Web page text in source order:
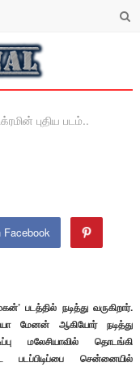
புதிய படம்..
Facebook
படத்தில் நடித்து வருகிறார்.
மேனன் ஆகியோர் நடித்து
மலேசியாவில் தொடங்கி
சென்னையில்